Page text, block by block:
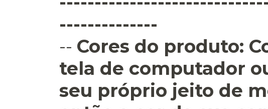
--------------
-- Cores do produto:
tela de computador
seu próprio jeito de